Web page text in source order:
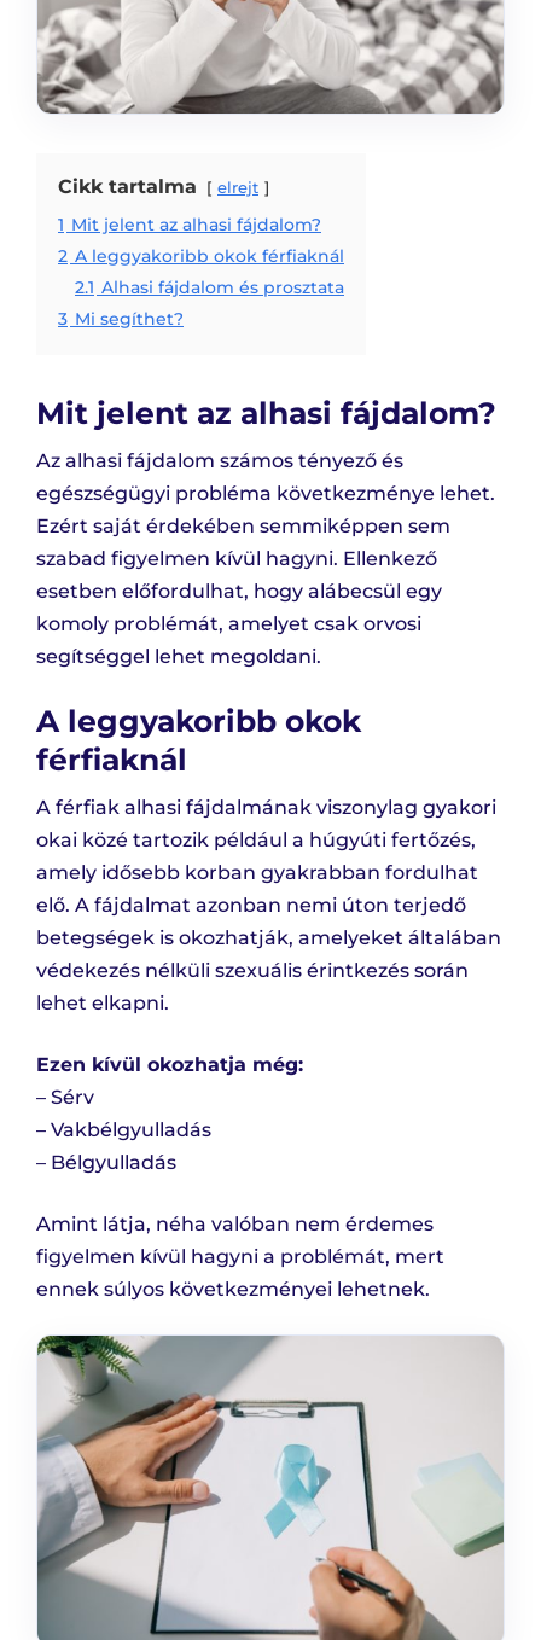
Cikk tartalma elrejt
1 Mit jelent az alhasi fájdalom?
2 A leggyakoribb okok férfiaknál
2.1 Alhasi fájdalom és prosztata
3 Mi segíthet?
Mit jelent az alhasi fájdalom?
Az alhasi fájdalom számos tényező és
egészségügyi probléma következménye lehet.
Ezért saját érdekében semmiképpen sem
szabad figyelmen kívül hagyni. Ellenkező
esetben előfordulhat, hogy alábecsül egy
komoly problémát, amelyet csak orvosi
segítséggel lehet megoldani.
A leggyakoribb okok
férfiaknál
A férfiak alhasi fájdalmának viszonylag gyakori
okai közé tartozik például a húgyúti fertőzés,
amely idősebb korban gyakrabban fordulhat
elő. A fájdalmat azonban nemi úton terjedő
betegségek is okozhatják, amelyeket általában
védekezés nélküli szexuális érintkezés során
lehet elkapni.
Ezen kívül okozhatja még:
– Sérv
– Vakbélgyulladás
– Bélgyulladás
Amint látja, néha valóban nem érdemes
figyelmen kívül hagyni a problémát, mert
ennek súlyos következményei lehetnek.